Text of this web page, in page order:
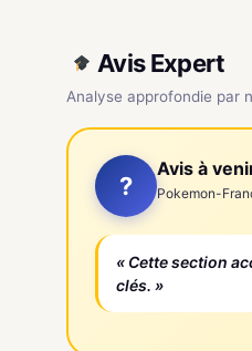
Avis Expert
Analyse approfondie par
?
Avis à
Pokemon-
« Cette section
clés. »